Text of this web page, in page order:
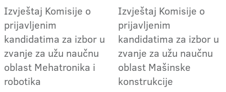
Izvještaj Komisije o
prijavljenim
kandidatima za izbor u
zvanje za užu naučnu
oblast Mehatronika i
robotika
Izvještaj Komisije o
prijavljenim
kandidatima za izbor u
zvanje za užu naučnu
oblast Mašinske
konstrukcije